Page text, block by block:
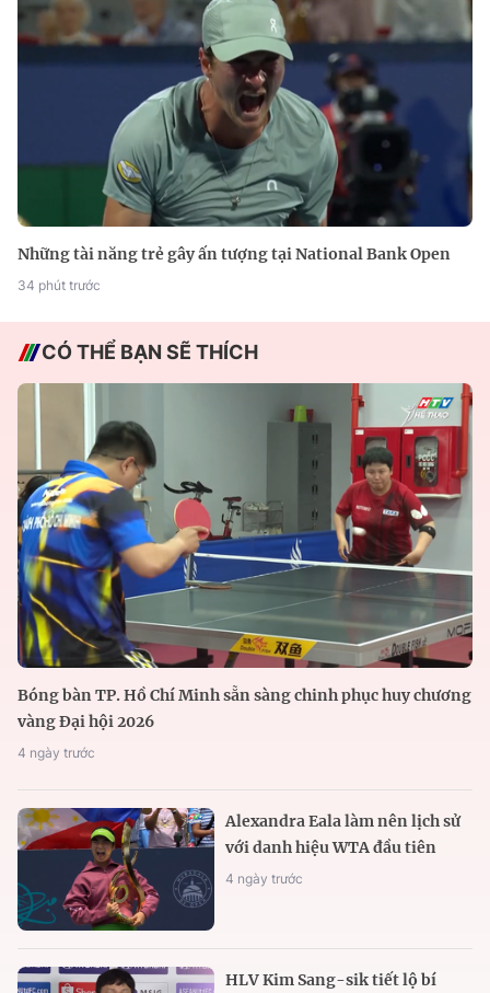
Những tài năng trẻ gây ấn tượng tại National Bank Open
34 phút trước
CÓ THỂ BẠN SẼ THÍCH
Bóng bàn TP. Hồ Chí Minh sẵn sàng chinh phục huy chương
vàng Đại hội 2026
4 ngày trước
Alexandra Eala làm nên lịch sử
với danh hiệu WTA đầu tiên
4 ngày trước
HLV Kim Sang-sik tiết lộ bí